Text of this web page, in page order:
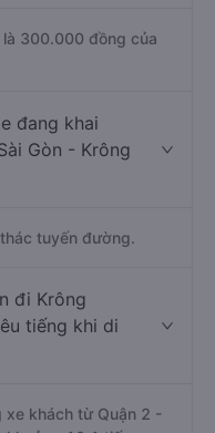
là 300.000 đồng của
đang khai
Gòn - Krông
tuyến đường.
đi Krông
tiếng khi di
xe khách từ Quận 2 -